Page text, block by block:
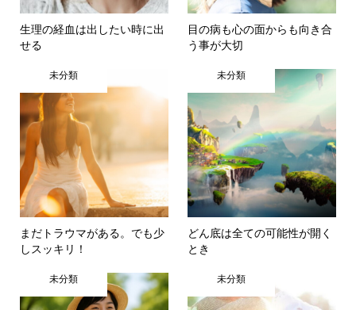
生理の経血は出したい時に出
せる
目の病も心の面からも向き合
う事が大切
未分類
まだトラウマがある。でも少
しスッキリ！
未分類
どん底は全ての可能性が開く
とき
未分類 未分類